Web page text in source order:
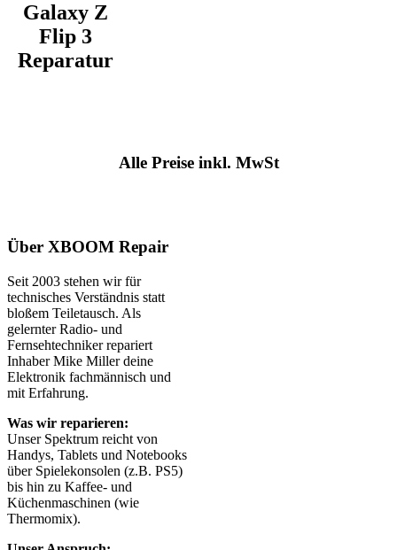
Galaxy Z
Flip 3
Reparatur
Alle Preise inkl. MwSt
Über XBOOM Repair
Seit 2003 stehen wir für
technisches Verständnis statt
bloßem Teiletausch. Als
gelernter Radio- und
Fernsehtechniker repariert
Inhaber Mike Miller deine
Elektronik fachmännisch und
mit Erfahrung.
Was wir reparieren:
Unser Spektrum reicht von
Handys, Tablets und Notebooks
über Spielekonsolen (z.B. PS5)
bis hin zu Kaffee- und
Küchenmaschinen (wie
Thermomix).